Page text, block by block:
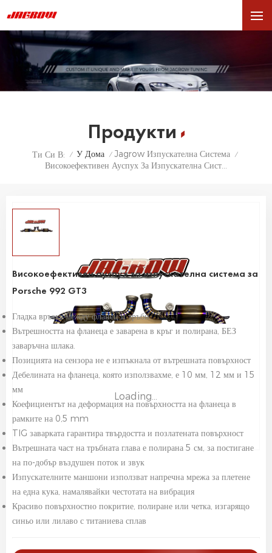
Продукти
Ти Си В: / У Дома / Jagrow Изпускателна Система /
Loading...
Високоефективен ауспух за изпускателна система за
Porsche 992 GT3
Гладка връзка между фланец и тръби
Вътрешността на фланеца е заварена в кръг и полирана, БЕЗ
заваръчна шлака.
Позицията на сензора не е изпъкнала от вътрешната повърхност
Дебелината на фланеца, която използвахме, е 10 мм, 12 мм и 15
мм
Коефициентът на деформация на повърхността на фланеца в
рамките на 0,5 mm
TIG заварката гарантира твърдостта и позлатената повърхност
Вътрешната част на тръбната глава е полирана 5 см, за постигане
на по-добър въздушен поток и звук
Изпускателните маншони използват напречна мрежа за плетене
на една кука, намалявайки честотата на вибрация
Красиво повърхностно покритие, полиране или четка, изгарящо
синьо или лилаво с титаниева сплав